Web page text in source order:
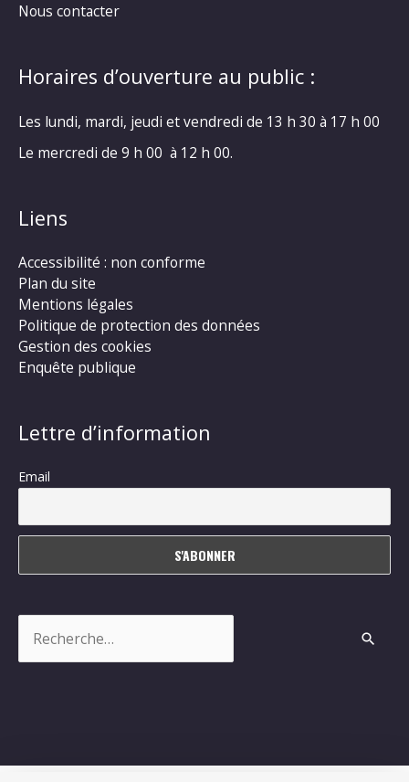
Nous contacter
Horaires d’ouverture au public :
Les lundi, mardi, jeudi et vendredi de 13 h 30 à 17 h 00
Le mercredi de 9 h 00 à 12 h 00.
Liens
Accessibilité : non conforme
Plan du site
Mentions légales
Politique de protection des données
Gestion des cookies
Enquête publique
Lettre d’information
Email